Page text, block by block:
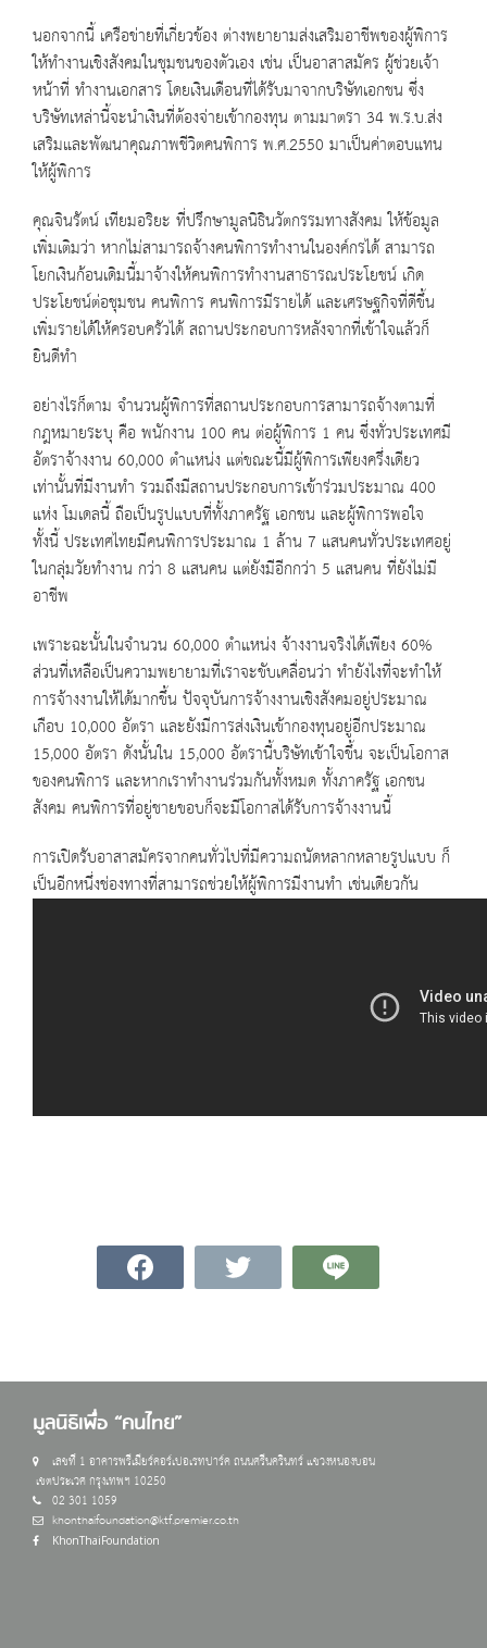
นอกจากนี้ เครือข่ายที่เกี่ยวข้อง ต่างพยายามส่งเสริมอาชีพของผู้พิการ
ให้ทำงานเชิงสังคมในชุมชนของตัวเอง เช่น เป็นอาสาสมัคร ผู้ช่วยเจ้า
หน้าที่ ทำงานเอกสาร โดยเงินเดือนที่ได้รับมาจากบริษัทเอกชน ซึ่ง
บริษัทเหล่านี้จะนำเงินที่ต้องจ่ายเข้ากองทุน ตามมาตรา 34 พ.ร.บ.ส่ง
เสริมและพัฒนาคุณภาพชีวิตคนพิการ พ.ศ.2550 มาเป็นค่าตอบแทน
ให้ผู้พิการ
คุณจินรัตน์ เทียมอริยะ ที่ปรึกษามูลนิธินวัตกรรมทางสังคม ให้ข้อมูล
เพิ่มเติมว่า หากไม่สามารถจ้างคนพิการทำงานในองค์กรได้ สามารถ
โยกเงินก้อนเดิมนี้มาจ้างให้คนพิการทำงานสาธารณประโยชน์ เกิด
ประโยชน์ต่อชุมชน คนพิการ คนพิการมีรายได้ และเศรษฐกิจที่ดีขึ้น
เพิ่มรายได้ให้ครอบครัวได้ สถานประกอบการหลังจากที่เข้าใจแล้วก็
ยินดีทำ
อย่างไรก็ตาม จำนวนผู้พิการที่สถานประกอบการสามารถจ้างตามที่
กฎหมายระบุ คือ พนักงาน 100 คน ต่อผู้พิการ 1 คน ซึ่งทั่วประเทศมี
อัตราจ้างงาน 60,000 ตำแหน่ง แต่ขณะนี้มีผู้พิการเพียงครึ่งเดียว
เท่านั้นที่มีงานทำ รวมถึงมีสถานประกอบการเข้าร่วมประมาณ 400
แห่ง โมเดลนี้ ถือเป็นรูปแบบที่ทั้งภาครัฐ เอกชน และผู้พิการพอใจ
ทั้งนี้ ประเทศไทยมีคนพิการประมาณ 1 ล้าน 7 แสนคนทั่วประเทศอยู่
ในกลุ่มวัยทำงาน กว่า 8 แสนคน แต่ยังมีอีกกว่า 5 แสนคน ที่ยังไม่มี
อาชีพ
เพราะฉะนั้นในจำนวน 60,000 ตำแหน่ง จ้างงานจริงได้เพียง 60%
ส่วนที่เหลือเป็นความพยายามที่เราจะขับเคลื่อนว่า ทำยังไงที่จะทำให้
การจ้างงานให้ได้มากขึ้น ปัจจุบันการจ้างงานเชิงสังคมอยู่ประมาณ
เกือบ 10,000 อัตรา และยังมีการส่งเงินเข้ากองทุนอยู่อีกประมาณ
15,000 อัตรา ดังนั้นใน 15,000 อัตรานี้บริษัทเข้าใจขึ้น จะเป็นโอกาส
ของคนพิการ และหากเราทำงานร่วมกันทั้งหมด ทั้งภาครัฐ เอกชน
สังคม คนพิการที่อยู่ชายขอบก็จะมีโอกาสได้รับการจ้างงานนี้
การเปิดรับอาสาสมัครจากคนทั่วไปที่มีความถนัดหลากหลายรูปแบบ ก็
เป็นอีกหนึ่งช่องทางที่สามารถช่วยให้ผู้พิการมีงานทำ เช่นเดียวกัน
มูลนิธิเพื่อ “คนไทย”
เลขที่ 1 อาคารพรีเมียร์คอร์เปอเรทปาร์ค ถนนศรีนครินทร์ แขวงหนองบอน
เขตประเวศ กรุงเทพฯ 10250
02 301 1059
khonthaifoundation@ktf.premier.co.th
KhonThaiFoundation